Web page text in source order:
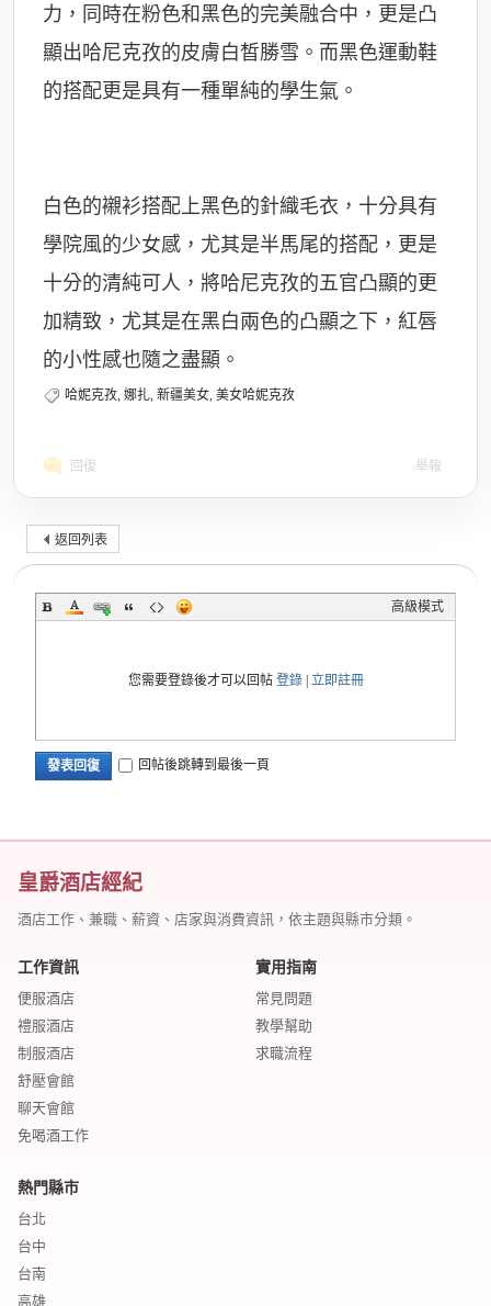
力，同時在粉色和黑色的完美融合中，更是凸
顯出哈尼克孜的皮膚白皙勝雪。而黑色運動鞋
的搭配更是具有一種單純的學生氣。
白色的襯衫搭配上黑色的針織毛衣，十分具有
學院風的少女感，尤其是半馬尾的搭配，更是
十分的清純可人，將哈尼克孜的五官凸顯的更
加精致，尤其是在黑白兩色的凸顯之下，紅唇
的小性感也隨之盡顯。
哈妮克孜, 娜扎, 新疆美女, 美女哈妮克孜
回復 舉報
返回列表
高級模式
您需要登錄後才可以回帖 登錄| 立即註冊
發表回復 回帖後跳轉到最後一頁
皇爵酒店經紀
酒店工作、兼職、薪資、店家與消費資訊，依主題與縣市分類。
工作資訊
便服酒店
禮服酒店
制服酒店
舒壓會館
聊天會館
免喝酒工作
實用指南
常見問題
教學幫助
求職流程
熱門縣市
台北
台中
台南
高雄